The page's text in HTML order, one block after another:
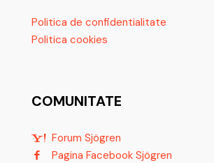
Politica de confidentialitate
Politica cookies
COMUNITATE
Forum Sjögren
Pagina Facebook Sjögren